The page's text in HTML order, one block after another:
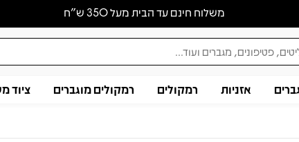
משלוח חינם עד הבית מעל 350 ש״ח
אזניות רמקולים רמקולים מוגברים ציוד